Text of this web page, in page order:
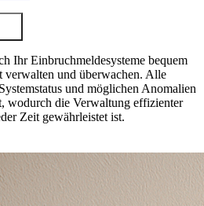
Ihr Einbruchmeldesysteme bequem
verwalten und überwachen. Alle
und möglichen Anomalien
wodurch die Verwaltung effizienter
Zeit gewährleistet ist.